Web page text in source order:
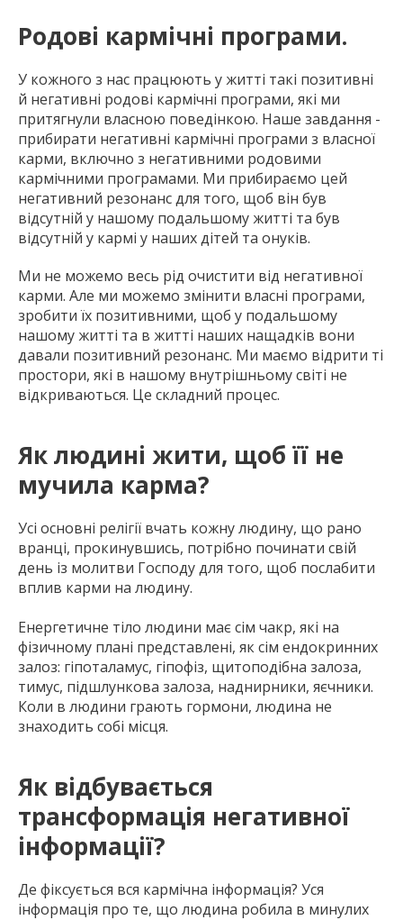
Родові кармічні програми.
У кожного з нас працюють у житті такі позитивні
й негативні родові кармічні програми, які ми
притягнули власною поведінкою. Наше завдання -
прибирати негативні кармічні програми з власної
карми, включно з негативними родовими
кармічними програмами. Ми прибираємо цей
негативний резонанс для того, щоб він був
відсутній у нашому подальшому житті та був
відсутній у кармі у наших дітей та онуків.
Ми не можемо весь рід очистити від негативної
карми. Але ми можемо змінити власні програми,
зробити їх позитивними, щоб у подальшому
нашому житті та в житті наших нащадків вони
давали позитивний резонанс. Ми маємо відрити ті
простори, які в нашому внутрішньому світі не
відкриваються. Це складний процес.
Як людині жити, щоб її не
мучила карма?
Усі основні релігії вчать кожну людину, що рано
вранці, прокинувшись, потрібно починати свій
день із молитви Господу для того, щоб послабити
вплив карми на людину.
Енергетичне тіло людини має сім чакр, які на
фізичному плані представлені, як сім ендокринних
залоз: гіпоталамус, гіпофіз, щитоподібна залоза,
тимус, підшлункова залоза, наднирники, яєчники.
Коли в людини грають гормони, людина не
знаходить собі місця.
Як відбувається
трансформація негативної
інформації?
Де фіксується вся кармічна інформація? Уся
інформація про те, що людина робила в минулих